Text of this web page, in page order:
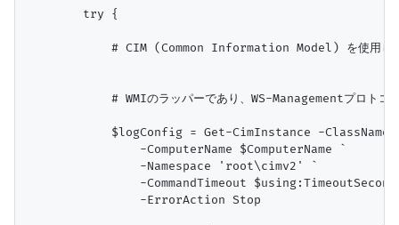
        try {
# CIM (Common Information Model) を使用して
# WMIのラッパーであり、WS-Managementプロトコ
$logConfig = Get-CimInstance -ClassName
                -ComputerName $ComputerName `
                -Namespace 'root\cimv2' `
-CommandTimeout
                -ErrorAction Stop